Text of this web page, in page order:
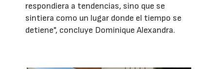
respondiera a tendencias, sino que se
sintiera como un lugar donde el tiempo se
detiene", concluye Dominique Alexandra.